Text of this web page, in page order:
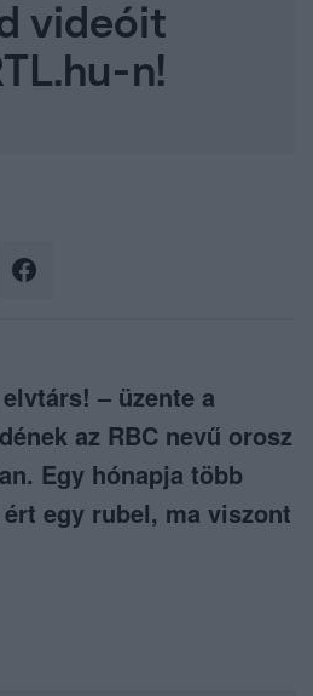
videóit
n!
– üzente a
az RBC nevű orosz
Egy hónapja több
egy rubel, ma viszont